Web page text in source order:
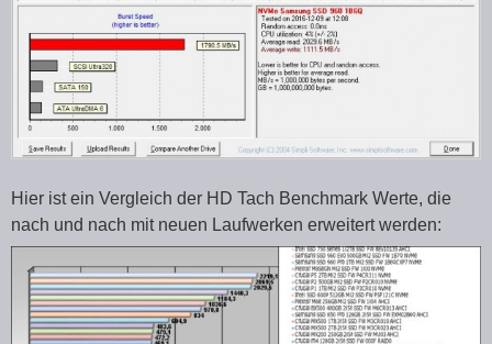
Hier ist ein Vergleich der HD Tach Benchmark Werte, die
nach und nach mit neuen Laufwerken erweitert werden: